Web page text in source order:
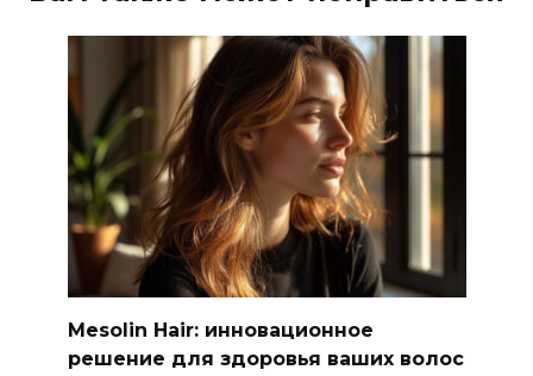
Mesolin Hair: инновационное
решение для здоровья ваших волос